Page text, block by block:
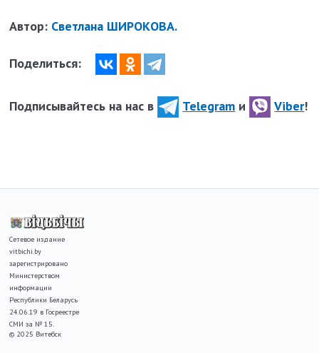
Автор: Светлана ШИРОКОВА.
Поделиться:
Подписывайтесь на нас в Telegram и Viber!
Сетевое издание
vitbichi.by
зарегистрировано
Министерством
информации
Республики Беларусь
24.06.19 в Госреестре
СМИ за № 15.
© 2025 Витебск